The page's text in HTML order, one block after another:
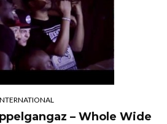
– Whole Wide